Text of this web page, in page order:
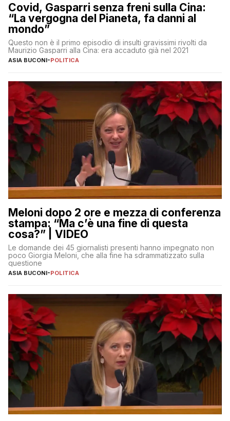
Covid, Gasparri senza freni sulla Cina:
“La vergogna del Pianeta, fa danni al
mondo”
Questo non è il primo episodio di insulti gravissimi rivolti da
Maurizio Gasparri alla Cina: era accaduto già nel 2021
ASIA BUCONI-POLITICA
Meloni dopo 2 ore e mezza di conferenza
stampa: “Ma c’è una fine di questa
cosa?” | VIDEO
Le domande dei 45 giornalisti presenti hanno impegnato non
poco Giorgia Meloni, che alla fine ha sdrammatizzato sulla
questione
ASIA BUCONI-POLITICA